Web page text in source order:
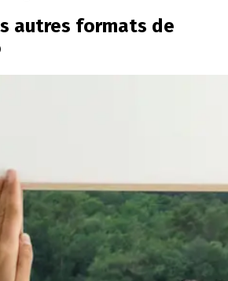
autres formats de